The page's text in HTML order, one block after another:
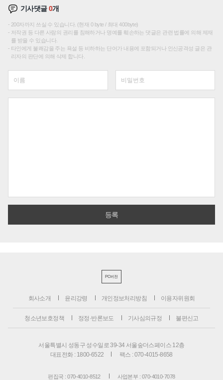
기사댓글0개
200자까지 쓰실 수 있습니다. (현재 0 byte / 최대 400byte)
저작권 등 다른 사람의 권리를 침해하거나 명예를 훼손하는 댓글은 관련 법률에 의해 제재
를 받을 수 있습니다.
타인에게 불쾌감을 주는 욕설 등 비하하는 단어가 내용에 포함되거나 인신공격성 글은 관
리자의 판단에 의해 삭제 합니다.
PC버전
회사소개 윤리강령 개인정보처리방침 이용자위원회
청소년보호정책 정정·반론보도 기사심의규정 불편신고
서울특별시 성동구 성수일로 39-34 서울숲더스페이스 12층
대표전화 : 1800-6522
팩스 : 070-4015-8658
편집국 : 070-4010-8512 사업본부 : 070-4010-7078